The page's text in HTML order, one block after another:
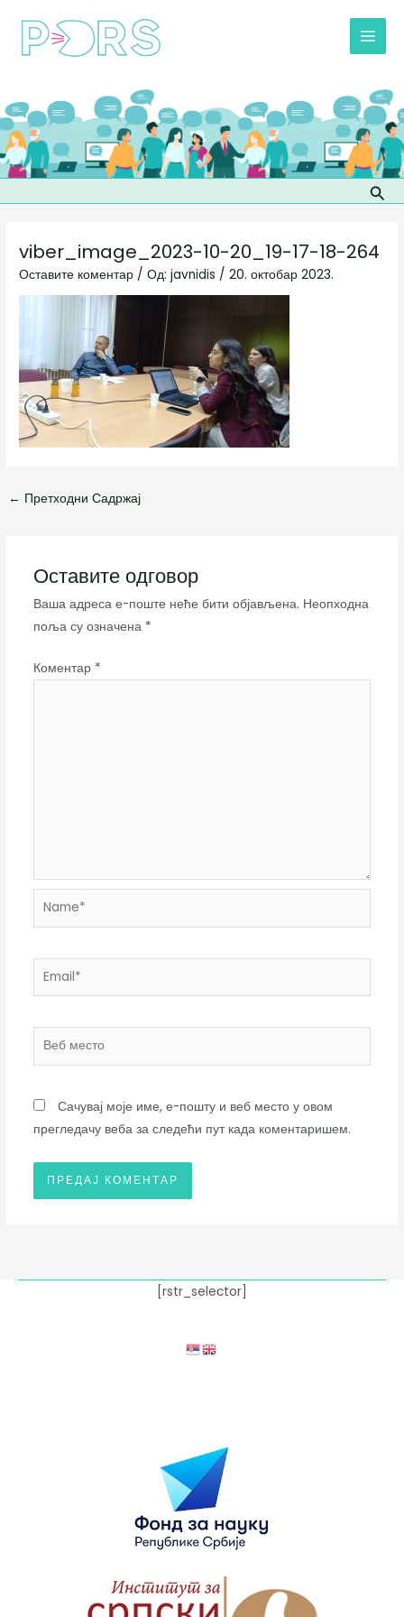
садржај
viber_image_2023-10-20_19-17-18-264
Оставите коментар / Од: javnidis /20. октобар 2023.
navigation
← Претходни Садржај
Оставите одговор
Ваша адреса е-поште неће бити објављена. Неопходна
поља су означена *
Коментар *
Name*
Email*
Веб
Сачувај моје име, е-пошту и веб место у овом
прегледачу веба за следећи пут када коментаришем.
[rstr_selector]